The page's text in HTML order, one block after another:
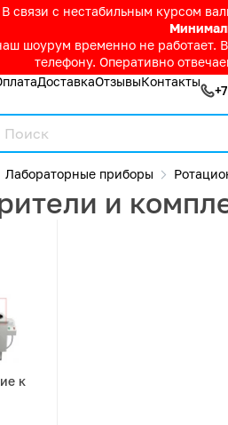
В связи с нестабильным курсом
шоурум временно не работает.
телефону. Оперативно
ДоставкаОтзывыКонтакты
Лабораторные приборы
и
к